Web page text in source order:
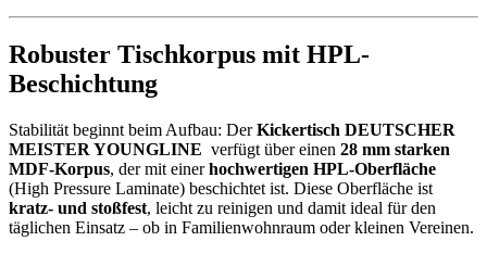
Robuster Tischkorpus mit HPL-
Beschichtung
Stabilität beginnt beim Aufbau: DerKickertisch DEUTSCHER
MEISTER YOUNGLINE verfügt über einen 28 mm starken
MDF-Korpus, der mit einerhochwertigen HPL-Oberfläche
(High Pressure Laminate) beschichtet ist. Diese Oberfläche ist
kratz- und stoßfest, leicht zu reinigen und damit ideal für den
täglichen Einsatz – ob in Familienwohnraum oder kleinen Vereinen.